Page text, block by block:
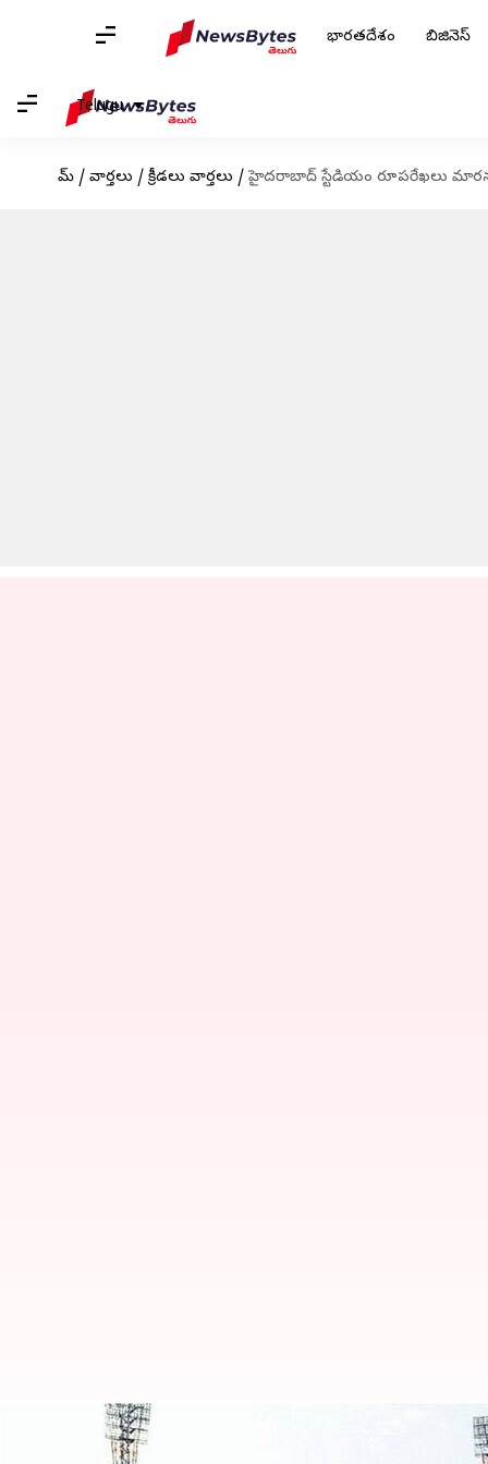
భారతదేశం బిజినెస్
Telugu
హోమ్ / వార్తలు / క్రీడలు వార్తలు / హైదరాబాద్ స్టేడియం రూపరేఖలు
హైదరాబాద్ స్టేడియం రూపరేఖలు